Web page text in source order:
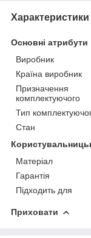
Характеристики
Основні атрибути
Виробник
Країна виробник
Призначення
комплектуючого
Тип
Стан
Матеріал
Гарантія
Підходить для
Приховати